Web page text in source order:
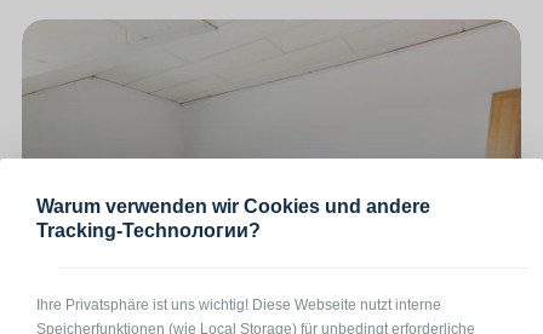
Warum verwenden wir Cookies und andere
Tracking-Technологии?
Ihre Privatsphäre ist uns wichtig! Diese Webseite nutzt interne
Speicherfunktionen (wie Local Storage) für unbedingt erforderliche